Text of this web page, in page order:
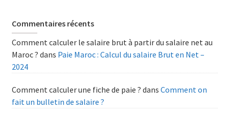
Commentaires récents
Comment calculer le salaire brut à partir du salaire net au
Maroc ? dans Paie Maroc : Calcul du salaire Brut en Net –
2024
Comment calculer une fiche de paie ? dans Comment on
fait un bulletin de salaire ?